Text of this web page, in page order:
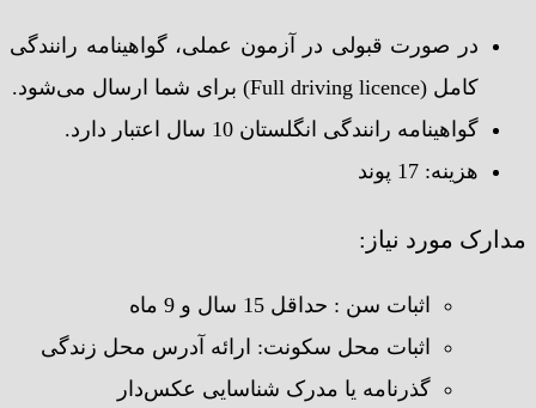
در صورت قبولی در آزمون عملی، گواهینامه رانندگی
کامل (Full driving licence) برای شما ارسال می‌شود.
گواهینامه رانندگی انگلستان 10 سال اعتبار دارد.
هزینه: 17 پوند
مدارک مورد نیاز:
اثبات سن : حداقل 15 سال و 9 ماه
اثبات محل سکونت: ارائه آدرس محل زندگی
گذرنامه یا مدرک شناسایی عکس‌دار